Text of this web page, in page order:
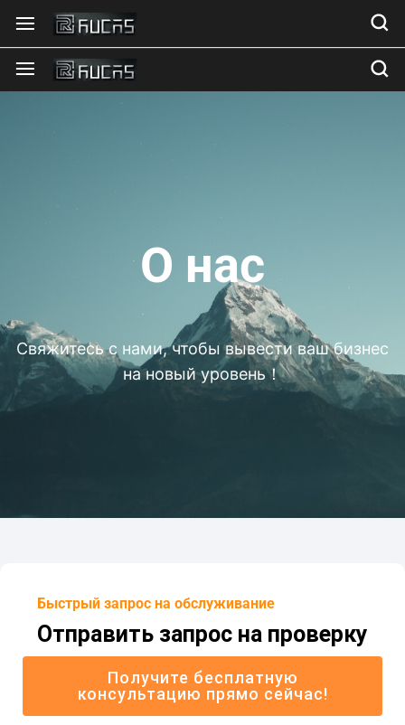
О нас
Свяжитесь с нами, чтобы вывести ваш бизнес
на новый уровень！
Быстрый запрос на обслуживание
Отправить запрос на проверку
Получите бесплатную
консультацию прямо сейчас!